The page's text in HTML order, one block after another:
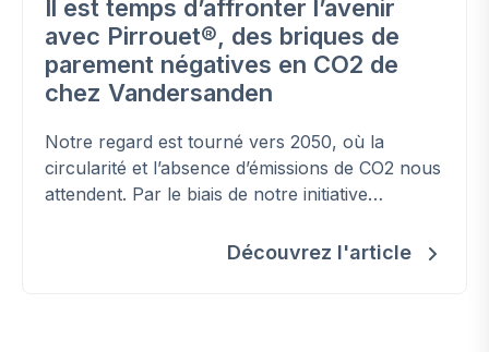
Il est temps d’affronter l’avenir
avec Pirrouet®, des briques de
parement négatives en CO2 de
chez Vandersanden
Notre regard est tourné vers 2050, où la
circularité et l’absence d’émissions de CO2 nous
attendent. Par le biais de notre initiative
durables en une réalité tangible. Rêver ne suffit
Découvrez l'article